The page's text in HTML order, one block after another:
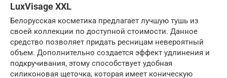
LuxVisage XXL
Белорусская косметика предлагает лучшую тушь из
своей коллекции по доступной стоимости. Данное
средство позволяет придать ресницам невероятный
объем. Дополнительно создается эффект удлинения и
подкручивания, этому способствует удобная
силиконовая щеточка, которая имеет коническую